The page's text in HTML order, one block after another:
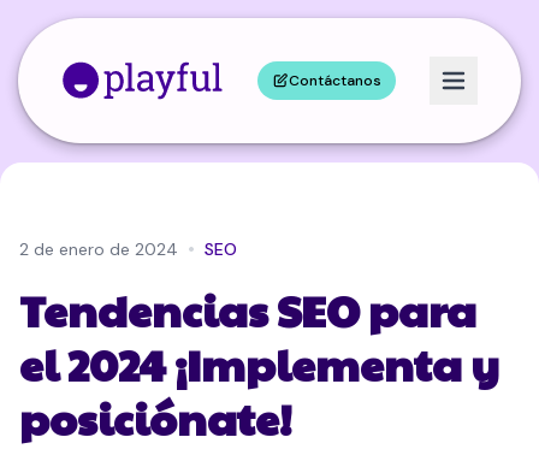
Contáctanos
2 de enero de 2024 • SEO
Tendencias SEO para
el 2024 ¡Implementa y
posiciónate!